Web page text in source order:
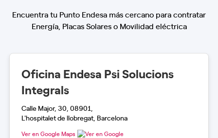
Encuentra tu Punto Endesa más cercano para contratar
Energía, Placas Solares o Movilidad eléctrica
Oficina Endesa Psi Solucions
Integrals
Calle Major, 30, 08901,
L'hospitalet de llobregat, Barcelona
Ver en Google Maps